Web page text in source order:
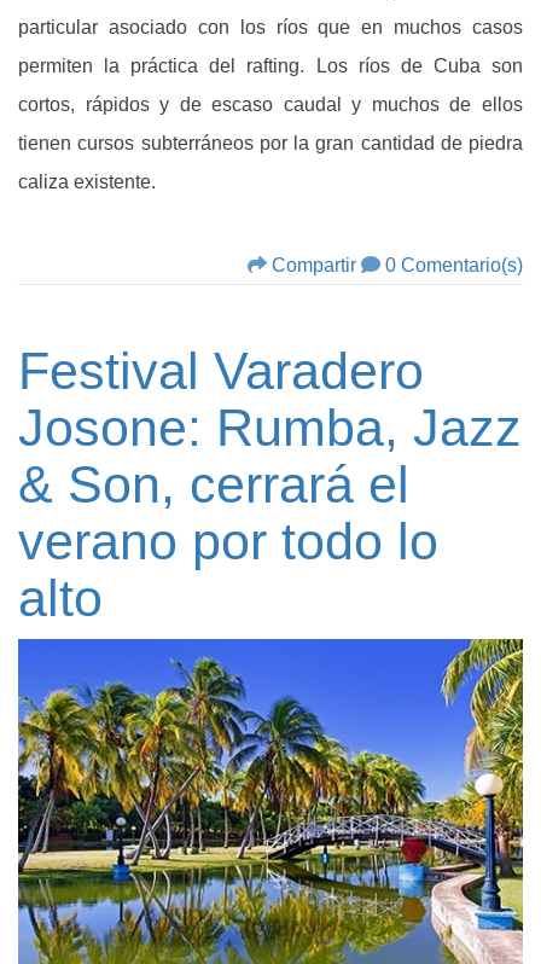
particular asociado con los ríos que en muchos casos
permiten la práctica del rafting. Los ríos de Cuba son
cortos, rápidos y de escaso caudal y muchos de ellos
tienen cursos subterráneos por la gran cantidad de piedra
caliza existente.
Compartir 0 Comentario(s)
Festival Varadero
Josone: Rumba, Jazz
& Son, cerrará el
verano por todo lo
alto